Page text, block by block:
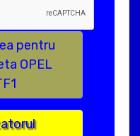
pentru
OPEL